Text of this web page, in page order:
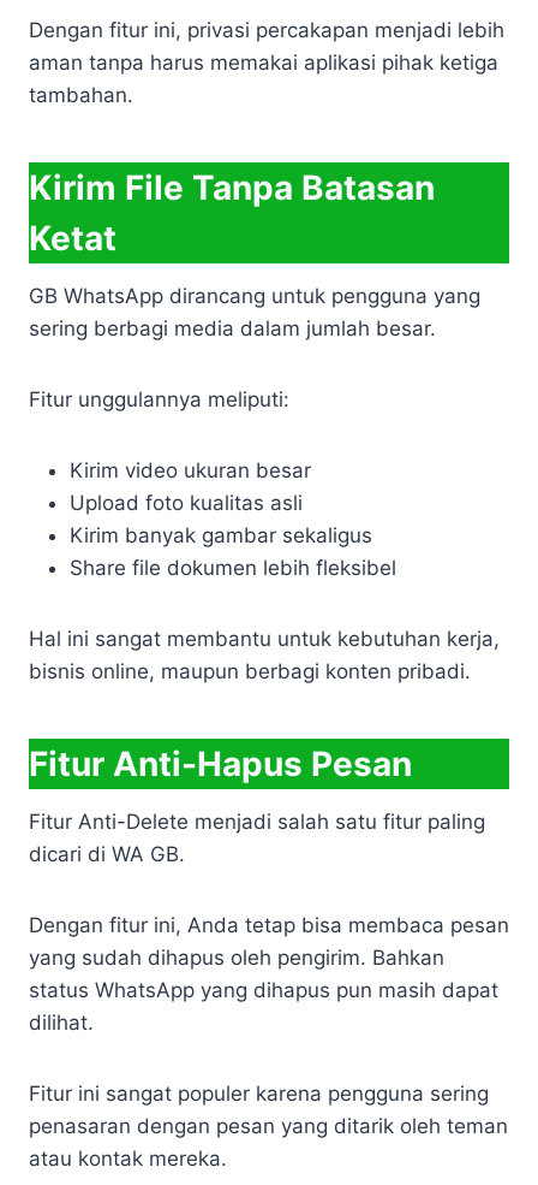
Dengan fitur ini, privasi percakapan menjadi lebih
aman tanpa harus memakai aplikasi pihak ketiga
tambahan.
Kirim File Tanpa Batasan
Ketat
GB WhatsApp dirancang untuk pengguna yang
sering berbagi media dalam jumlah besar.
Fitur unggulannya meliputi:
Kirim video ukuran besar
Upload foto kualitas asli
Kirim banyak gambar sekaligus
Share file dokumen lebih fleksibel
Hal ini sangat membantu untuk kebutuhan kerja,
bisnis online, maupun berbagi konten pribadi.
Fitur Anti-Hapus Pesan
Fitur Anti-Delete menjadi salah satu fitur paling
dicari di WA GB.
Dengan fitur ini, Anda tetap bisa membaca pesan
yang sudah dihapus oleh pengirim. Bahkan
status WhatsApp yang dihapus pun masih dapat
dilihat.
Fitur ini sangat populer karena pengguna sering
penasaran dengan pesan yang ditarik oleh teman
atau kontak mereka.